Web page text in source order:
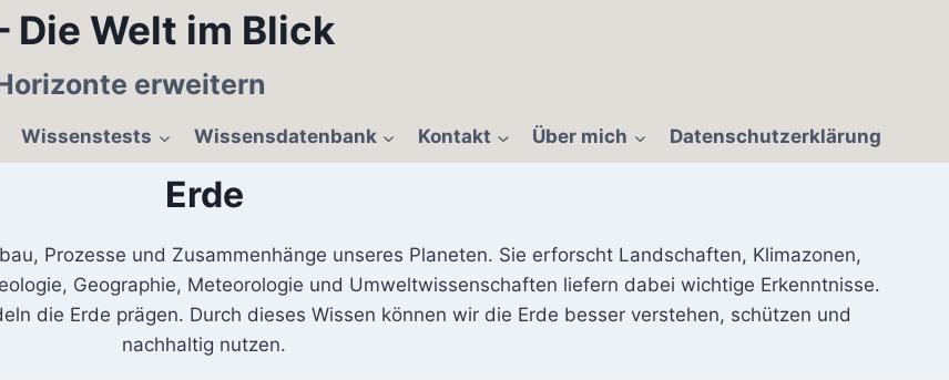
Die Welt im Blick
erweitern
Wissenstests Wissensdatenbank Kontakt Über mich Datenschutzerklärung
Erde
Prozesse und Zusammenhänge unseres Planeten. Sie erforscht Landschaften, Klimazonen,
Geographie, Meteorologie und Umweltwissenschaften liefern dabei wichtige Erkenntnisse.
die Erde prägen. Durch dieses Wissen können wir die Erde besser verstehen, schützen und
nachhaltig nutzen.